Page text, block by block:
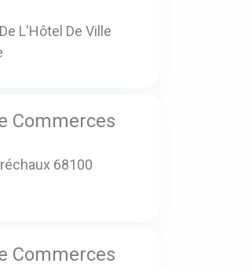
L'Hôtel De Ville
Commerces
68100
Commerces